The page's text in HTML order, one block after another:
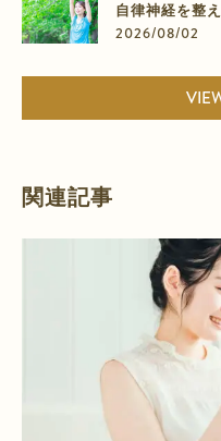
自律神経を整
2026/08/02
関連記事